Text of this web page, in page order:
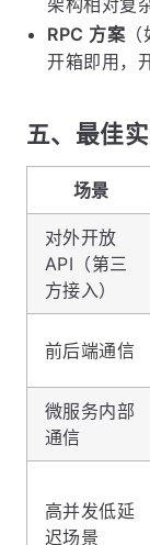
HTTP 方案
架构相对复
RPC 方案（
开箱即用，
五、最佳
场景
对外开放
API（第三
方接入）
微服务内部